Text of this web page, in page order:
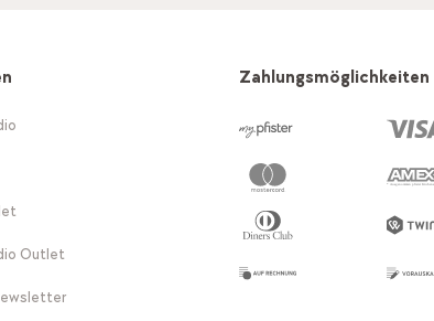
Outlet
Zahlungsmöglichkeiten